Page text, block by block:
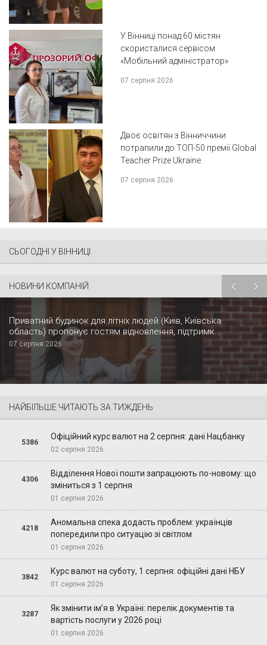
У Вінниці понад 60 містян
скористалися сервісом
«Мобільний адміністратор»
07 серпня 2026
Двоє освітян з Вінниччини
потрапили до ТОП-50 премії Global
Teacher Prize Ukraine
07 серпня 2026
СЬОГОДНІ У ВІННИЦІ
НОВИНИ КОМПАНІЙ
Приватний будинок для літніх людей (Київ, Київська
область) пропонує гостям відновлення, підтримк...
07 серпня 2026
НАЙБІЛЬШЕ ЧИТАЮТЬ ЗА ТИЖДЕНЬ
5386
Офіційний курс валют на 2 серпня: дані Нацбанку
02 серпня 2026
4306
Відділення Нової пошти запрацюють по-новому: що
зміниться з 1 серпня
01 серпня 2026
4218
Аномальна спека додасть проблем: українців
попередили про ситуацію зі світлом
01 серпня 2026
3842
Курс валют на суботу, 1 серпня: офіційні дані НБУ
01 серпня 2026
3287
Як змінити ім’я в Україні: перелік документів та
вартість послуги у 2026 році
01 серпня 2026